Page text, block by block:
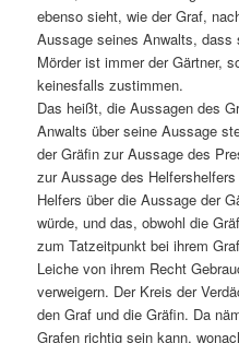
ebenso sieht, wie der Graf,
Aussage seines Anwalts, dass
Mörder ist immer der Gärtner,
keinesfalls zustimmen.
Das heißt, die Aussagen des
Anwalts über seine Aussage
der Gräfin zur Aussage des
zur Aussage des
Helfers über die Aussage der
würde, und das, obwohl die
zum Tatzeitpunkt bei ihrem
Leiche von ihrem Recht
verweigern. Der Kreis der
den Graf und die Gräfin. Da
Grafen richtig sein kann,